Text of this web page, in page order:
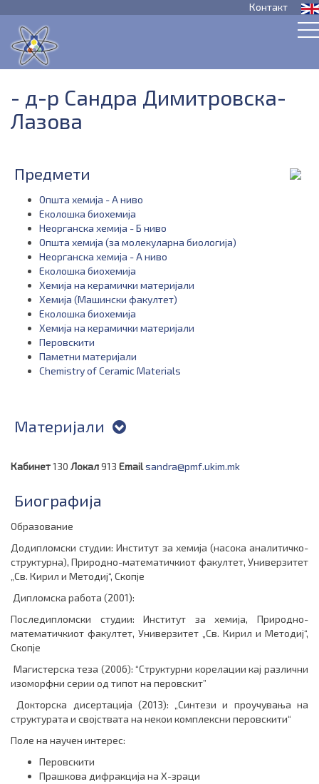
Контакт
- д-р Сандра Димитровска-
Лазова
Предмети
Општа хемија - А ниво
Еколошка биохемија
Неорганска хемија - Б ниво
Општа хемија (за молекуларна биологија)
Неорганска хемија - А ниво
Еколошка биохемија
Хемија на керамички материјали
Хемија (Машински факултет)
Еколошка биохемија
Хемија на керамички материјали
Перовскити
Паметни материјали
Chemistry of Ceramic Materials
Материјали
Кабинет130 Локал913 Emailsandra@pmf.ukim.mk
Биографија
Образование
Додипломски студии: Институт за хемија (насока аналитичко-
структурна),Природно-математичкиот факултет, Универзитет
„Св. Кирил и Методиј“, Скопје
Дипломска работа (2001):
Последипломски студии: Институт за хемија, Природно-
математичкиот факултет, Универзитет „Св. Кирил и Методиј“,
Скопје
Магистерска теза (2006):“Структурни корелации кај различни
изоморфни серии од типот на перовскит”
Докторска дисертација (2013):
„Синтези и проучувања на
структурата и својствата на некои комплексни перовскити“
Поле на научен интерес:
Перовскити
Прашкова дифракција на Х-зраци